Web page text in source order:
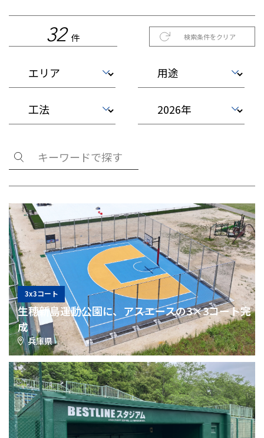
32 件 検索条件をクリア
3x3コート
生穂新島運動公園に、アスエースの3×3コート完
成
兵庫県